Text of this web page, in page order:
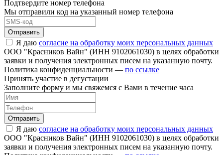
Подтвердите номер телефона
Мы отправили код на указанный номер телефона
Отправить
Я даю согласие на обработку моих персональных данных
ООО "Красников Вайн" (ИНН 9102061030) в целях обработки
заявки и получения электронных писем на указанную почту.
Политика конфиденциальности — по ссылке
Принять участие в дегустации
Заполните форму и мы свяжемся с Вами в течение часа
Отправить
Я даю согласие на обработку моих персональных данных
ООО "Красников Вайн" (ИНН 9102061030) в целях обработки
заявки и получения электронных писем на указанную почту.